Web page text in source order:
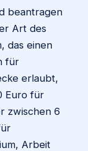
beantragen
Art des
das einen
für
erlaubt,
Euro für
zwischen 6
Arbeit